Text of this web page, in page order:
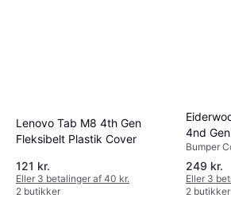
Lenovo Tab M8 4th Gen
Fleksibelt Plastik Cover
121 kr.
Eller 3 betalinger af 40 kr.
2 butikker
4nd
Bumper
249 kr.
Eller 3
2 butikker